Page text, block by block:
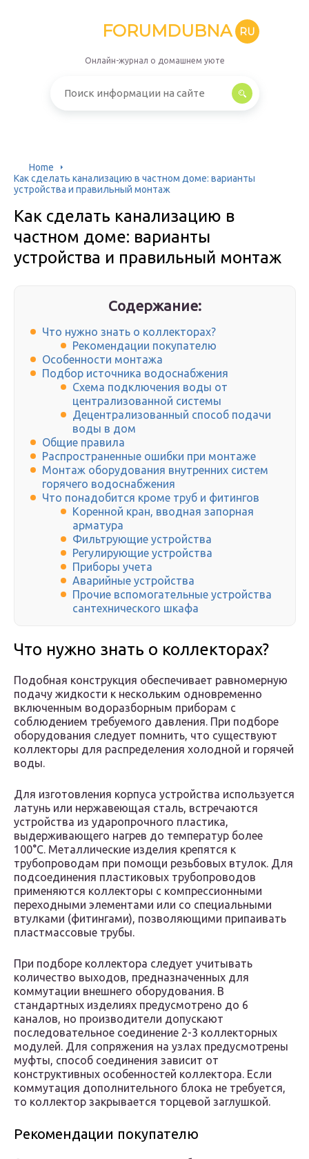
FORUMDUBNA RU
Онлайн-журнал о домашнем уюте
Home
Как сделать канализацию в частном доме: варианты
устройства и правильный монтаж
Как сделать канализацию в
частном доме: варианты
устройства и правильный монтаж
Содержание:
Что нужно знать о коллекторах?
Рекомендации покупателю
Особенности монтажа
Подбор источника водоснабжения
Схема подключения воды от
централизованной системы
Децентрализованный способ подачи
воды в дом
Общие правила
Распространенные ошибки при монтаже
Монтаж оборудования внутренних систем
горячего водоснабжения
Что понадобится кроме труб и фитингов
Коренной кран, вводная запорная
арматура
Фильтрующие устройства
Регулирующие устройства
Приборы учета
Аварийные устройства
Прочие вспомогательные устройства
сантехнического шкафа
Что нужно знать о коллекторах?
Подобная конструкция обеспечивает равномерную
подачу жидкости к нескольким одновременно
включенным водоразборным приборам с
соблюдением требуемого давления. При подборе
оборудования следует помнить, что существуют
коллекторы для распределения холодной и горячей
воды.
Для изготовления корпуса устройства используется
латунь или нержавеющая сталь, встречаются
устройства из ударопрочного пластика,
выдерживающего нагрев до температур более
100°С. Металлические изделия крепятся к
трубопроводам при помощи резьбовых втулок. Для
подсоединения пластиковых трубопроводов
применяются коллекторы с компрессионными
переходными элементами или со специальными
втулками (фитингами), позволяющими припаивать
пластмассовые трубы.
При подборе коллектора следует учитывать
количество выходов, предназначенных для
коммутации внешнего оборудования. В
стандартных изделиях предусмотрено до 6
каналов, но производители допускают
последовательное соединение 2-3 коллекторных
модулей. Для сопряжения на узлах предусмотрены
муфты, способ соединения зависит от
конструктивных особенностей коллектора. Если
коммутация дополнительного блока не требуется,
то коллектор закрывается торцевой заглушкой.
Рекомендации покупателю